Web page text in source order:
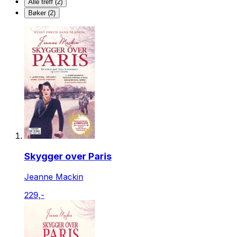
Alle treff (2)
Bøker (2)
Skygger over Paris
Jeanne Mackin
229,-